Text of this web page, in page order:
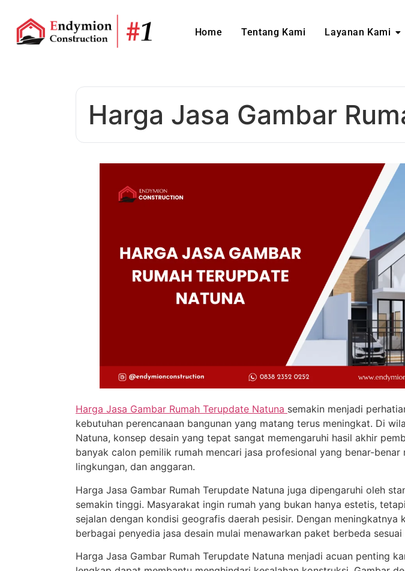
Home Tentang Kami Layanan Kami
Harga Jasa Gambar
Harga Jasa Gambar Rumah Terupdate Natuna semakin menjadi
kebutuhan perencanaan bangunan yang matang terus meningkat. Di
Natuna, konsep desain yang tepat sangat memengaruhi hasil akhir
banyak calon pemilik rumah mencari jasa profesional yang benar-benar
lingkungan, dan anggaran.
Harga Jasa Gambar Rumah Terupdate Natuna juga dipengaruhi oleh
semakin tinggi. Masyarakat ingin rumah yang bukan hanya estetis,
sejalan dengan kondisi geografis daerah pesisir. Dengan meningkatnya
berbagai penyedia jasa desain mulai menawarkan paket berbeda
Harga Jasa Gambar Rumah Terupdate Natuna menjadi acuan penting